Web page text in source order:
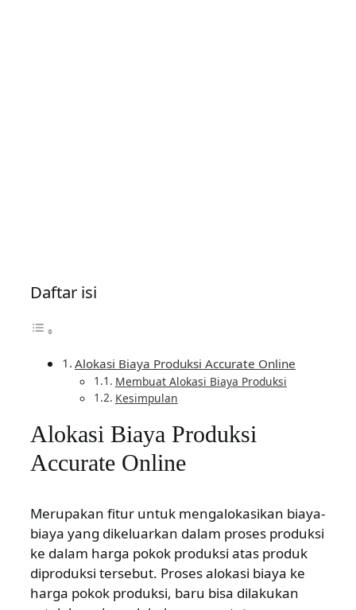
Daftar isi
Alokasi Biaya Produksi Accurate Online
Membuat Alokasi Biaya Produksi
Kesimpulan
Alokasi Biaya Produksi
Accurate Online
Merupakan fitur untuk mengalokasikan biaya-
biaya yang dikeluarkan dalam proses produksi
ke dalam harga pokok produksi atas produk
diproduksi tersebut. Proses alokasi biaya ke
harga pokok produksi, baru bisa dilakukan